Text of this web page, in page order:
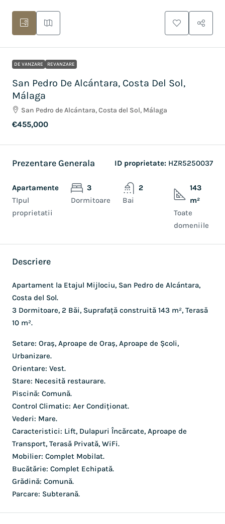
DE VANZARE REVANZARE
San Pedro De Alcántara, Costa Del Sol,
Málaga
San Pedro de Alcántara, Costa del Sol, Málaga
€455,000
Prezentare Generala ID proprietate: HZR5250037
Apartamente
TIpul
proprietatii
3
Dormitoare
2
Bai
143
m²
Toate
domeniile
Descriere
Apartament la Etajul Mijlociu, San Pedro de Alcántara,
Costa del Sol.
3 Dormitoare, 2 Băi, Suprafață construită 143 m², Terasă
10 m².
Setare: Oraș, Aproape de Oraș, Aproape de Școli,
Urbanizare.
Orientare: Vest.
Stare: Necesită restaurare.
Piscină: Comună.
Control Climatic: Aer Condiționat.
Vederi: Mare.
Caracteristici: Lift, Dulapuri Încărcate, Aproape de
Transport, Terasă Privată, WiFi.
Mobilier: Complet Mobilat.
Bucătărie: Complet Echipată.
Grădină: Comună.
Parcare: Subterană.